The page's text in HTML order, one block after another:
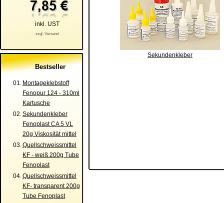
inkl. UST
zzgl. Versand
Bestseller
01. Montageklebstoff
Fenopur 124 - 310ml
Kartusche
02.Sekundenkleber
Fenoplast CA 5 VL
20g Viskosität mittel
03.Quellschweissmittel
KF - weiß 200g Tube
Fenoplast
04.Quellschweissmittel
KF- transparent 200g
Tube Fenoplast
Sekundenkleber